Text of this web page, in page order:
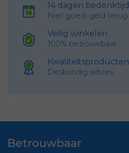
14 dagen bedenktijd
Niet goed, geld terug
Veilig winkelen
100% betrouwbaar
Kwaliteitsproducten
Deskundig advies
Betrouwbaar